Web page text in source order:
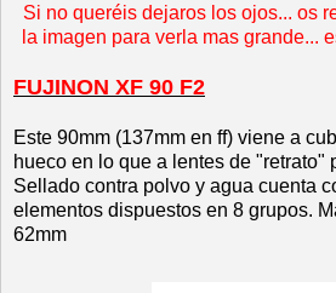
Si no queréis dejaros los ojos... os
la imagen para verla mas grande...
FUJINON XF 90 F2
Este 90mm (137mm en ff) viene a
hueco en lo que a lentes de "retrato"
Sellado contra polvo y agua cuenta
elementos dispuestos en 8 grupos.
62mm